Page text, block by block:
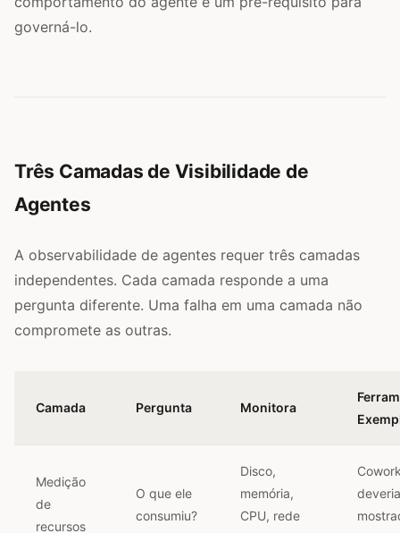
governá-lo.
Três Camadas de Visibilidade de
Agentes
A observabilidade de agentes requer três camadas
independentes. Cada camada responde a uma
pergunta diferente. Uma falha em uma camada não
compromete as outras.
Camada Pergunta Monitora
Medição
de
recursos
O que ele
consumiu?
Disco,
memória,
CPU, rede